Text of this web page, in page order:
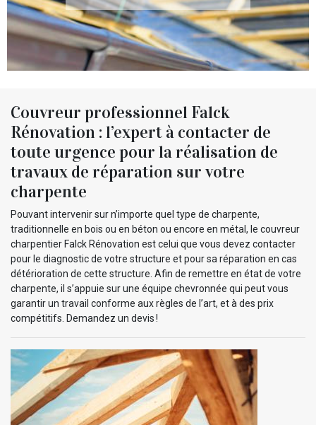
Couvreur professionnel Falck
Rénovation : l’expert à contacter de
toute urgence pour la réalisation de
travaux de réparation sur votre
charpente
Pouvant intervenir sur n’importe quel type de charpente,
traditionnelle en bois ou en béton ou encore en métal, le couvreur
charpentier Falck Rénovation est celui que vous devez contacter
pour le diagnostic de votre structure et pour sa réparation en cas
détérioration de cette structure. Afin de remettre en état de votre
charpente, il s’appuie sur une équipe chevronnée qui peut vous
garantir un travail conforme aux règles de l’art, et à des prix
compétitifs. Demandez un devis !